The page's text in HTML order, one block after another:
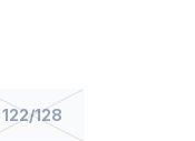
122/128